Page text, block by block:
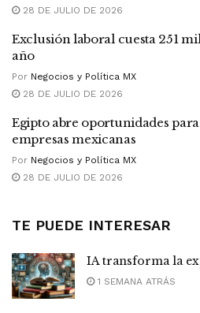
28 DE JULIO DE 2026
Exclusión laboral cuesta 251
año
Por Negocios y Política MX
28 DE JULIO DE 2026
Egipto abre oportunidades para
empresas mexicanas
Por Negocios y Política MX
28 DE JULIO DE 2026
TE PUEDE INTERESAR
IA transforma la
1 SEMANA ATRÁS